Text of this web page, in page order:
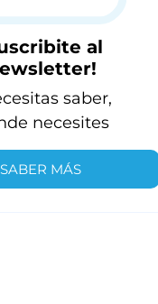
al
saber,
necesites
SABER MÁS